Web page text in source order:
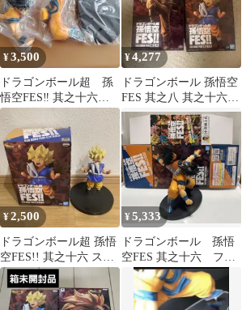
¥3,500
ドラゴンボール超 孫
悟空FES‼︎ 其之十六
孫悟空 フィギュア
¥4,277
ドラゴンボール 孫悟空
FES 其之八 其之十六
孫悟空 フィギュア
¥2,500
ドラゴンボール超 孫悟
空FES!! 其之十六 スー
パーサイヤ人
¥5,333
ドラゴンボール 孫悟
空FES 其之十六 フィ
ギュア